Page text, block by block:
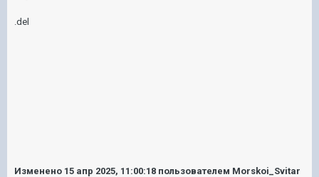
.del
Изменено 15 апр 2025, 11:00:18 пользователем Morskoi_Svitar